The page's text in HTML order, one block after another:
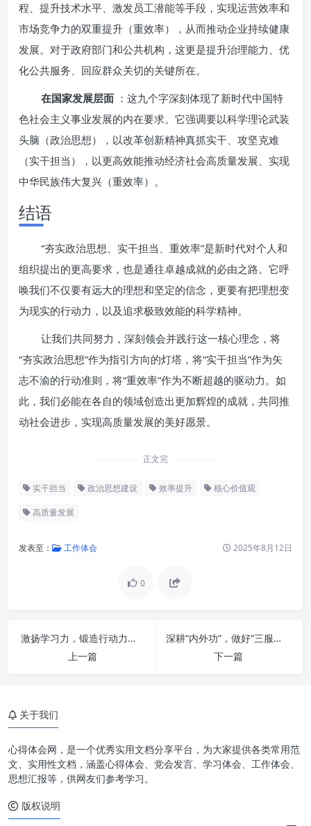
程、提升技术水平、激发员工潜能等手段，实现运营效率和
市场竞争力的双重提升（重效率），从而推动企业持续健康
发展。对于政府部门和公共机构，这更是提升治理能力、优
化公共服务、回应群众关切的关键所在。
在国家发展层面 ：这九个字深刻体现了新时代中国特
色社会主义事业发展的内在要求。它强调要以科学理论武装
头脑（政治思想），以改革创新精神真抓实干、攻坚克难
（实干担当），以更高效能推动经济社会高质量发展、实现
中华民族伟大复兴（重效率）。
结语
“夯实政治思想、实干担当、重效率”是新时代对个人和
组织提出的更高要求，也是通往卓越成就的必由之路。它呼
唤我们不仅要有远大的理想和坚定的信念，更要有把理想变
为现实的行动力，以及追求极致效能的科学精神。
让我们共同努力，深刻领会并践行这一核心理念，将
“夯实政治思想”作为指引方向的灯塔，将“实干担当”作为矢
志不渝的行动准则，将“重效率”作为不断超越的驱动力。如
此，我们必能在各自的领域创造出更加辉煌的成就，共同推
动社会进步，实现高质量发展的美好愿景。
正文完
实干担当 政治思想建设 效率提升 核心价值观
高质量发展
发表至： 工作体会 2025年8月12日
0
激扬学习力，锻造行动力：深度解析“以学促干 担当作为”的时代内涵
上一篇
深耕“内外功”，做好“三服务”：新时代办公室工作高质量发展之道
下一篇
夯实政治思想：指引方向的压舱
三者合一：相辅相成的螺旋上升
关于我们
心得体会网，是一个优秀实用文档分享平台，为大家提供各类常用范
文、实用性文档，涵盖心得体会、党会发言、学习体会、工作体会、
思想汇报等，供网友们参考学习。
版权说明